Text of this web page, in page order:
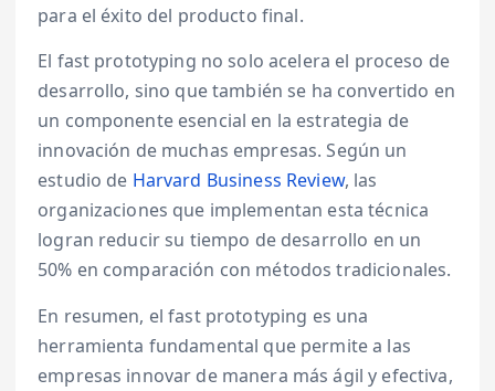
para el éxito del producto final.
El fast prototyping no solo acelera el proceso de
desarrollo, sino que también se ha convertido en
un componente esencial en la estrategia de
innovación de muchas empresas. Según un
estudio de Harvard Business Review, las
organizaciones que implementan esta técnica
logran reducir su tiempo de desarrollo en un
50% en comparación con métodos tradicionales.
En resumen, el fast prototyping es una
herramienta fundamental que permite a las
empresas innovar de manera más ágil y efectiva,